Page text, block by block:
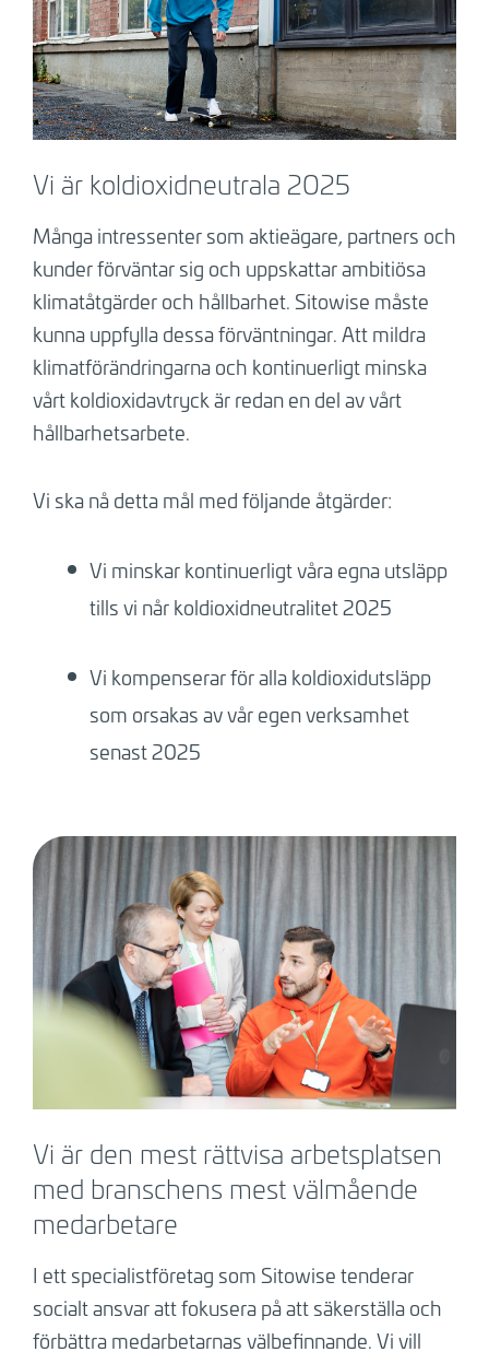
Vi är koldioxidneutrala 2025
Många intressenter som aktieägare, partners och
kunder förväntar sig och uppskattar ambitiösa
klimatåtgärder och hållbarhet. Sitowise måste
kunna uppfylla dessa förväntningar. Att mildra
klimatförändringarna och kontinuerligt minska
vårt koldioxidavtryck är redan en del av vårt
hållbarhetsarbete.
Vi ska nå detta mål med följande åtgärder:
Vi minskar kontinuerligt våra egna utsläpp
tills vi når koldioxidneutralitet 2025
Vi kompenserar för alla koldioxidutsläpp
som orsakas av vår egen verksamhet
senast 2025
Vi är den mest rättvisa arbetsplatsen
med branschens mest välmående
medarbetare
I ett specialistföretag som Sitowise tenderar
socialt ansvar att fokusera på att säkerställa och
förbättra medarbetarnas välbefinnande. Vi vill